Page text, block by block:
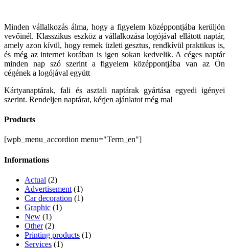
Minden vállalkozás álma, hogy a figyelem középpontjába kerüljön
vevőinél. Klasszikus eszköz a vállalkozása logójával ellátott naptár,
amely azon kívül, hogy remek üzleti gesztus, rendkívül praktikus is,
és még az internet korában is igen sokan kedvelik. A céges naptár
minden nap szó szerint a figyelem középpontjába van az Ön
cégének a logójával együtt
Kártyanaptárak, fali és asztali naptárak gyártása egyedi igényei
szerint. Rendeljen naptárat, kérjen ajánlatot még ma!
Products
[wpb_menu_accordion menu="Term_en"]
Informations
Actual (2)
Advertisement (1)
Car decoration (1)
Graphic (1)
New (1)
Other(2)
Printing products (1)
Services (1)